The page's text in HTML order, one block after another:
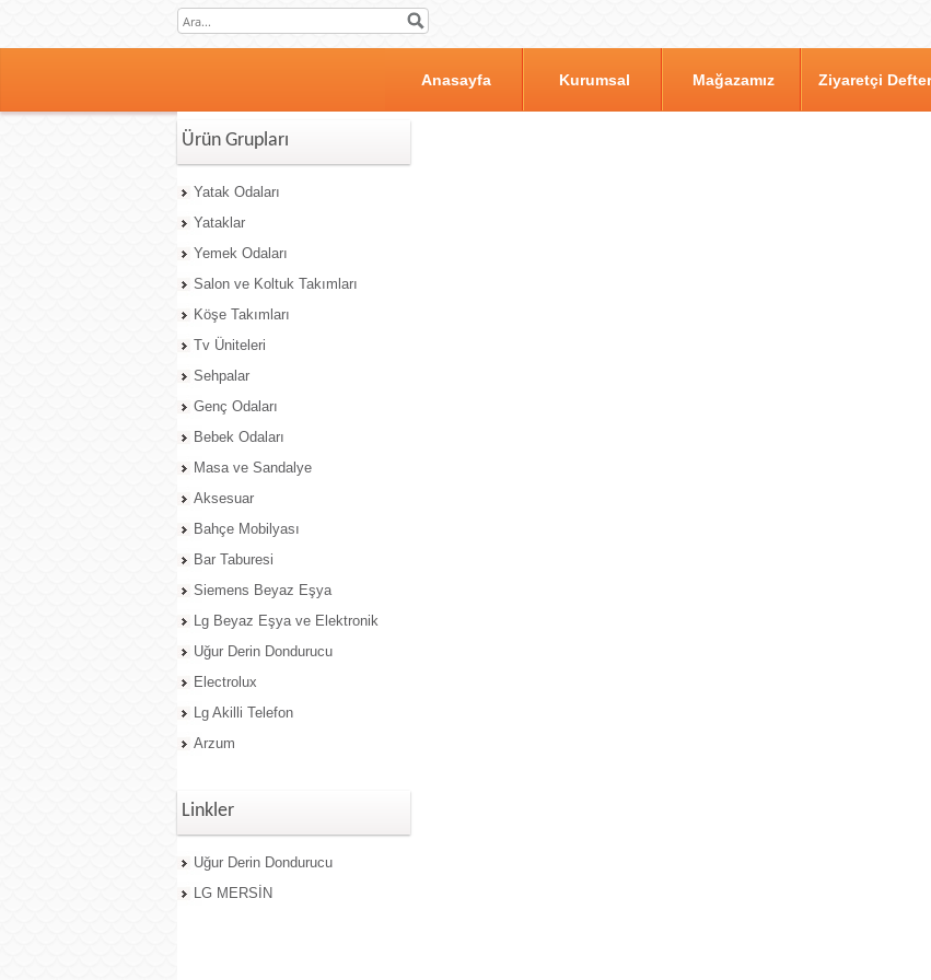
Anasayfa Kurumsal Mağazamız Ziyaretçi
Ürün Grupları
Yatak Odaları
Yataklar
Yemek Odaları
Salon ve Koltuk Takımları
Köşe Takımları
Tv Üniteleri
Sehpalar
Genç Odaları
Bebek Odaları
Masa ve Sandalye
Aksesuar
Bahçe Mobilyası
Bar Taburesi
Siemens Beyaz Eşya
Lg Beyaz Eşya ve Elektronik
Uğur Derin Dondurucu
Electrolux
Lg Akilli Telefon
Arzum
Linkler
Uğur Derin Dondurucu
LG MERSİN